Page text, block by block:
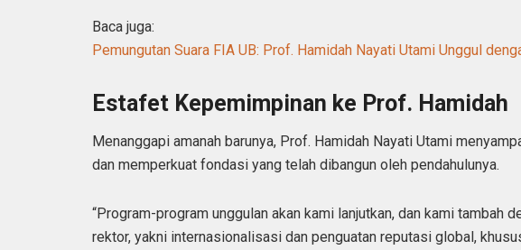
Baca juga:
Pemungutan Suara FIA UB: Prof. Hamidah Nayati Utami Unggul
Estafet Kepemimpinan ke Prof. Hamidah
Menanggapi amanah barunya, Prof. Hamidah Nayati Utami
dan memperkuat fondasi yang telah dibangun oleh pendahulunya.
“Program-program unggulan akan kami lanjutkan, dan kami tambah
rektor, yakni internasionalisasi dan penguatan reputasi global,